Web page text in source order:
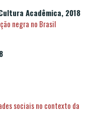
Acadêmica, 2018
negra no Brasil
sociais no contexto da